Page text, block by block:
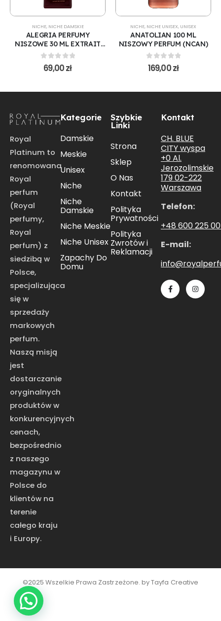
NICHE, NICHE DAMSKIE
ALEGRIA PERFUMY
NISZOWE 30 ML EXTRAIT
DE PARFUM (30NCAL)
0out of 5
69,00zł
NICHE, NICHE UNISEX, UNISEX
ANATOLIAN 100 ML
NISZOWY PERFUM (NCAN)
0out of 5
169,00zł
Royal
Platinum to
renomowana
Royal
perfum
(Royal
perfumy,
Royal
perfum) z
siedzibą w
Polsce,
specjalizująca
się w
sprzedaży
markowych
perfum.
Naszą misją
jest
dostarczanie
oryginalnych
produktów w
konkurencyjnych
cenach,
bezpośrednio
z naszego
magazynu w
Polsce do
klientów na
terenie
całego kraju
i Europy.
Kategorie
Damskie
Meskie
Unisex
Niche
Niche
Damskie
Niche Meskie
Niche Unisex
Zapachy Do
Domu
Szybkie
Linki
Strona
Sklep
O Nas
Kontakt
Polityka
Prywatności
Polityka
Zwrotów i
Reklamacji
Kontakt
CH. BLUE
CITY wyspa
+0 Al.
Jerozolimskie
179 02-222
Warszawa
Telefon:
+48 600 225
E-mail:
©2025 Wszelkie Prawa Zastrzeżone. byTayfa Creative